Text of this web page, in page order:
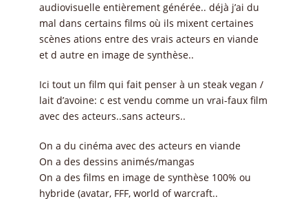
audiovisuelle entièrement générée.. déjà j’ai du
mal dans certains films où ils mixent certaines
scènes ations entre des vrais acteurs en viande
et d autre en image de synthèse..
Ici tout un film qui fait penser à un steak vegan /
lait d’avoine: c est vendu comme un vrai-faux film
avec des acteurs..sans acteurs..
On a du cinéma avec des acteurs en viande
On a des dessins animés/mangas
On a des films en image de synthèse 100% ou
hybride (avatar, FFF, world of warcraft..